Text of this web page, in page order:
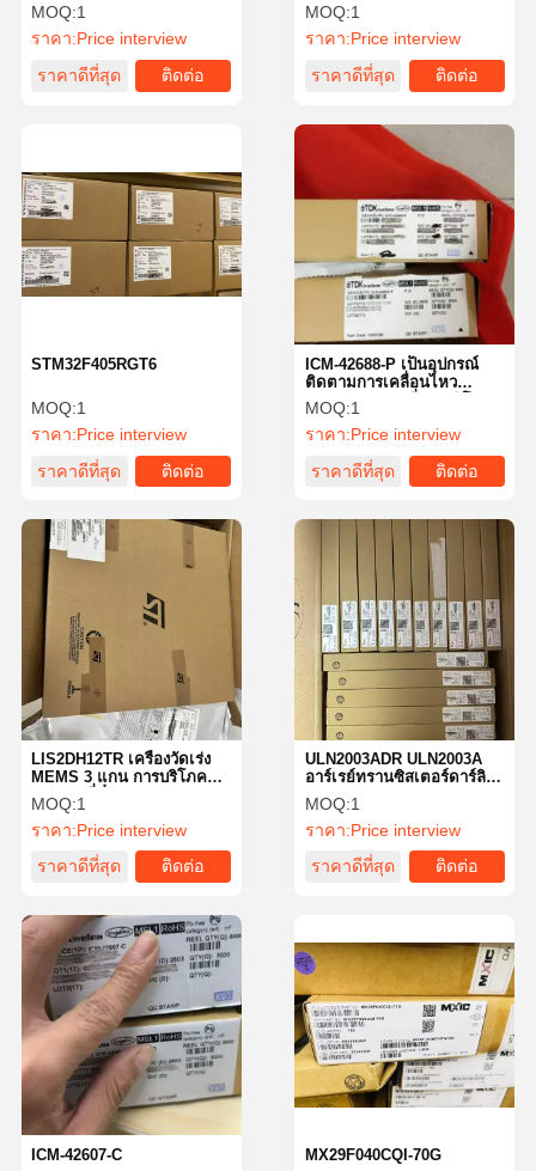
บ้าน ผลิตภัณฑ์
ควบคุม
คุณภาพ
ติดต่อเรา ข่าว
พูดคุยกันตอน
นี้
ไอซีวงจรรวม
15W, โมโน 30W, แรงดัน
ไฟฟ้าของแหล่งจ่ายไฟ 4.5V
ถึง 26V และเครื่องขยาย
สัญญาณเสียงคลาส D อินพุ
ตอะนาล็อกโดยไม่มีการ
ทำงานของตัวกรอง
MOQ:1
ราคา:Price interview
ราคาดีที่สุด
ติดต่อ
กระแสไฟฟ้าออกสูง ซึ่งรวม
MOSFET N-channel ข้างสูง
และอุปทานต่ํา
MOQ:1
ราคา:Price interview
ราคาดีที่สุด
ติดต่อ
ICM-42688-P เป็นอุปกรณ์
ติดตามการเคลื่อนไหว
MEMS 6 แกน ซึ่งรวมกิโรส
โกป 3 แกน และเครื่องวัด
ความเร็ว 3 แกน
MOQ:1
ราคา:Price interview
ราคาดีที่สุด
ติดต่อ
STM32F405RGT6
MOQ:1
ราคา:Price interview
ราคาดีที่สุด
ติดต่อ
ULN2003ADR ULN2003A
อาร์เรย์ทรานซิสเตอร์ดาร์ลิง
ตันแรงดันสูงและกระแสสูง
MOQ:1
ราคา:Price interview
ราคาดีที่สุด
ติดต่อ
LIS2DH12TR เครื่องวัดเร่ง
MEMS 3 แกน การบริโภค
พลังงานที่ต่ําสุด ระดับ
2g/4g/8g/16gเต็ม ความเร็ว
สูง I2C/SPI ออกแบบดิจิตอล
MOQ:1
ราคา:Price interview
ราคาดีที่สุด
ติดต่อ
MX29F040CQI-70G
ICM-42607-C